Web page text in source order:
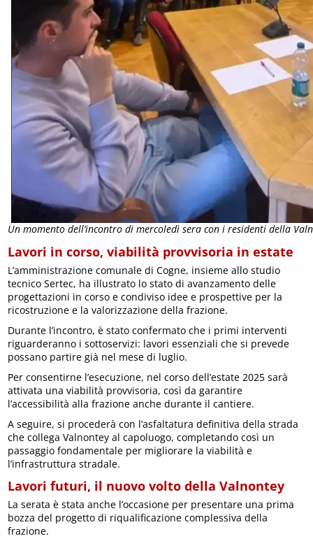
Un momento dell’incontro di mercoledì sera con i residenti della
Lavori in corso, viabilità provvisoria in estate
L’amministrazione comunale di Cogne, insieme allo studio
tecnico Sertec, ha illustrato lo stato di avanzamento delle
progettazioni in corso e condiviso idee e prospettive per la
ricostruzione e la valorizzazione della frazione.
Durante l’incontro, è stato confermato che i primi interventi
riguarderanno i sottoservizi: lavori essenziali che si prevede
possano partire già nel mese di luglio.
Per consentirne l’esecuzione, nel corso dell’estate 2025 sarà
attivata una viabilità provvisoria, così da garantire
l’accessibilità alla frazione anche durante il cantiere.
A seguire, si procederà con l’asfaltatura definitiva della strada
che collega Valnontey al capoluogo, completando così un
passaggio fondamentale per migliorare la viabilità e
l’infrastruttura stradale.
Lavori futuri, il nuovo volto della Valnontey
La serata è stata anche l’occasione per presentare una prima
bozza del progetto di riqualificazione complessiva della
frazione.